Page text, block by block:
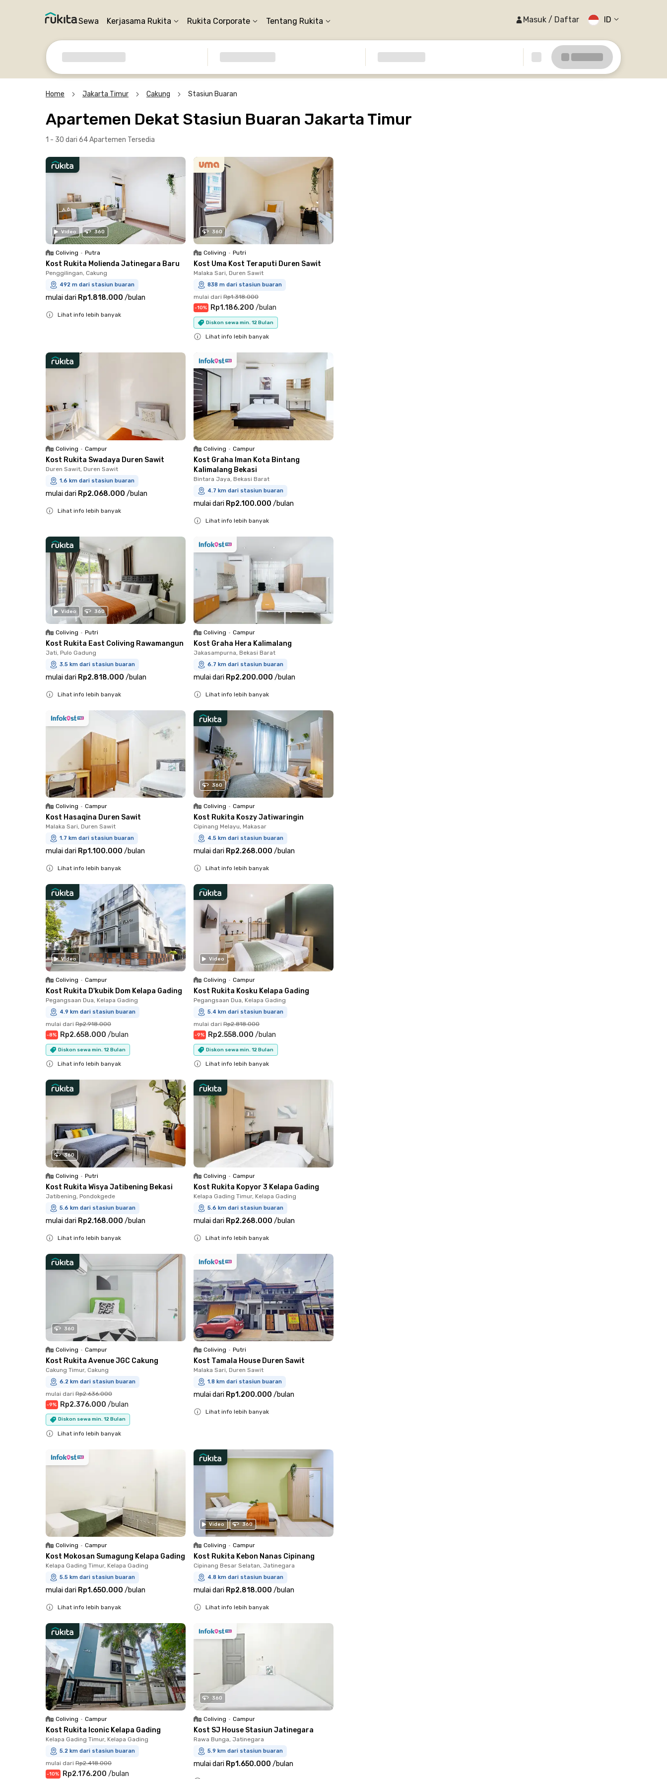
Sewa Kerjasama Rukita Rukita Corporate Tentang Rukita Masuk / Daftar ID
Home Jakarta Timur Cakung Stasiun Buaran
Apartemen Dekat Stasiun Buaran Jakarta Timur
1 - 30 dari 64 Apartemen Tersedia
Video 360
Coliving • Putra
Kost Rukita Molienda Jatinegara Baru
Penggilingan, Cakung
492 m dari stasiun buaran
mulai dari Rp1.818.000 /bulan
Lihat info lebih banyak
360
Coliving • Putri
Kost Uma Kost Teraputi Duren Sawit
Malaka Sari, Duren Sawit
838 m dari stasiun buaran
mulai dari Rp1.318.000
-10% Rp1.186.200 /bulan
Diskon sewa min. 12 Bulan
Lihat info lebih banyak
Coliving • Campur
Kost Rukita Swadaya Duren Sawit
Duren Sawit, Duren Sawit
1.6 km dari stasiun buaran
mulai dari Rp2.068.000 /bulan
Lihat info lebih banyak
Coliving • Campur
Kost Graha Iman Kota Bintang
Kalimalang Bekasi
Bintara Jaya, Bekasi Barat
4.7 km dari stasiun buaran
mulai dari Rp2.100.000 /bulan
Lihat info lebih banyak
Video 360
Coliving • Putri
Kost Rukita East Coliving Rawamangun
Jati, Pulo Gadung
3.5 km dari stasiun buaran
mulai dari Rp2.818.000 /bulan
Lihat info lebih banyak
Coliving • Campur
Kost Graha Hera Kalimalang
Jakasampurna, Bekasi Barat
6.7 km dari stasiun buaran
mulai dari Rp2.200.000 /bulan
Lihat info lebih banyak
Coliving • Campur
Kost Hasaqina Duren Sawit
Malaka Sari, Duren Sawit
1.7 km dari stasiun buaran
mulai dari Rp1.100.000 /bulan
Lihat info lebih banyak
360
Coliving • Campur
Kost Rukita Koszy Jatiwaringin
Cipinang Melayu, Makasar
4.5 km dari stasiun buaran
mulai dari Rp2.268.000 /bulan
Lihat info lebih banyak
Video
Coliving • Campur
Kost Rukita D'kubik Dom Kelapa Gading
Pegangsaan Dua, Kelapa Gading
4.9 km dari stasiun buaran
mulai dari Rp2.918.000
-8% Rp2.658.000 /bulan
Diskon sewa min. 12 Bulan
Lihat info lebih banyak
Video
Coliving • Campur
Kost Rukita Kosku Kelapa Gading
Pegangsaan Dua, Kelapa Gading
5.4 km dari stasiun buaran
mulai dari Rp2.818.000
-9% Rp2.558.000 /bulan
Diskon sewa min. 12 Bulan
Lihat info lebih banyak
360
Coliving • Putri
Kost Rukita Wisya Jatibening Bekasi
Jatibening, Pondokgede
5.6 km dari stasiun buaran
mulai dari Rp2.168.000 /bulan
Lihat info lebih banyak
Coliving • Campur
Kost Rukita Kopyor 3 Kelapa Gading
Kelapa Gading Timur, Kelapa Gading
5.6 km dari stasiun buaran
mulai dari Rp2.268.000 /bulan
Lihat info lebih banyak
360
Coliving • Campur
Kost Rukita Avenue JGC Cakung
Cakung Timur, Cakung
6.2 km dari stasiun buaran
mulai dari Rp2.636.000
-9% Rp2.376.000 /bulan
Diskon sewa min. 12 Bulan
Lihat info lebih banyak
Coliving • Putri
Kost Tamala House Duren Sawit
Malaka Sari, Duren Sawit
1.8 km dari stasiun buaran
mulai dari Rp1.200.000 /bulan
Lihat info lebih banyak
Coliving • Campur
Kost Mokosan Sumagung Kelapa Gading
Kelapa Gading Timur, Kelapa Gading
5.5 km dari stasiun buaran
mulai dari Rp1.650.000 /bulan
Lihat info lebih banyak
Video 360
Coliving • Campur
Kost Rukita Kebon Nanas Cipinang
Cipinang Besar Selatan, Jatinegara
4.8 km dari stasiun buaran
mulai dari Rp2.818.000 /bulan
Lihat info lebih banyak
Coliving • Campur
Kost Rukita Iconic Kelapa Gading
Kelapa Gading Timur, Kelapa Gading
5.2 km dari stasiun buaran
mulai dari Rp2.418.000
-10% Rp2.176.200 /bulan
360
Coliving • Campur
Kost SJ House Stasiun Jatinegara
Rawa Bunga, Jatinegara
5.9 km dari stasiun buaran
mulai dari Rp1.650.000 /bulan